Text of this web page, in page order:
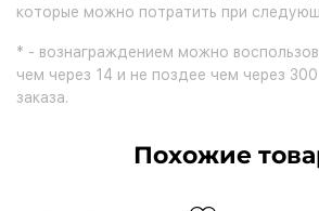
которые можно потратить при
* - вознаграждением можно
чем через 14 и не поздее чем через
заказа.
Похожие